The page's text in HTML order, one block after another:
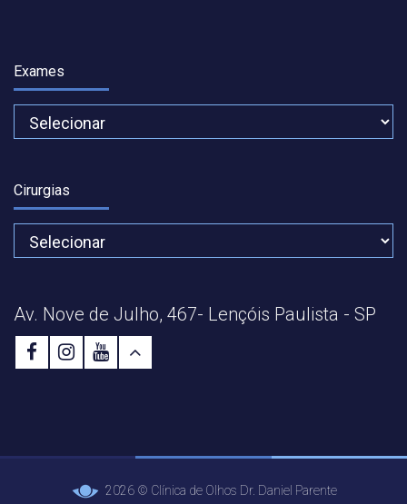
Exames
Cirurgias
Av. Nove de Julho, 467- Lençóis Paulista - SP
2026 © Clínica de Olhos Dr. Daniel Parente